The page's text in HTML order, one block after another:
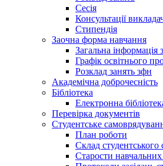
Сесія
Консультації
Стипендія
Заочна форма навчання
Загальна інформація
Графік освітнього
Розклад занять зфн
Академічна доброчесність
Бібліотека
Електронна
Перевірка документів
Студентське
План роботи
Склад
Старости